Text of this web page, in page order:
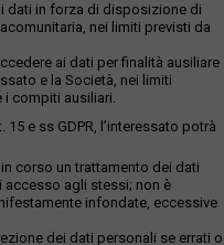
dati in forza di disposizione di
nei limiti previsti da
ai dati per finalità ausiliare
e la Società, nei limiti
i compiti ausiliari.
15 e ss GDPR, l’interessato potrà
corso un trattamento dei dati
accesso agli stessi; non è
infondate, eccessive
dei dati personali se errati o